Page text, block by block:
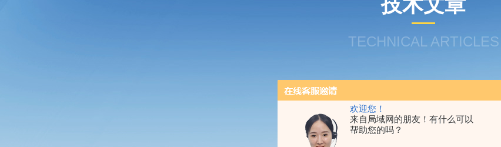
欢迎您！
来自局域网的朋友！有什么可以
帮助您的吗？
TECHNICAL ARTICLES